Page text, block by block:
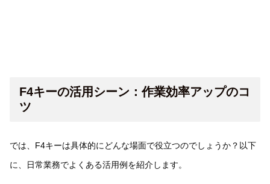
F4キーの活用シーン：作業効率アップのコ
ツ
では、F4キーは具体的にどんな場面で役立つのでしょうか？以下
に、日常業務でよくある活用例を紹介します。